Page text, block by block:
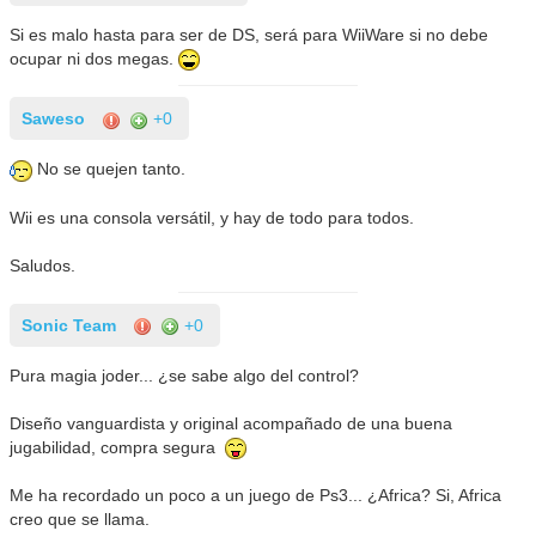
Si es malo hasta para ser de DS, será para WiiWare si no debe
ocupar ni dos megas.
Saweso +0
No se quejen tanto.
Wii es una consola versátil, y hay de todo para todos.
Saludos.
Sonic Team +0
Pura magia joder... ¿se sabe algo del control?
Diseño vanguardista y original acompañado de una buena
jugabilidad, compra segura
Me ha recordado un poco a un juego de Ps3... ¿Africa? Si, Africa
creo que se llama.